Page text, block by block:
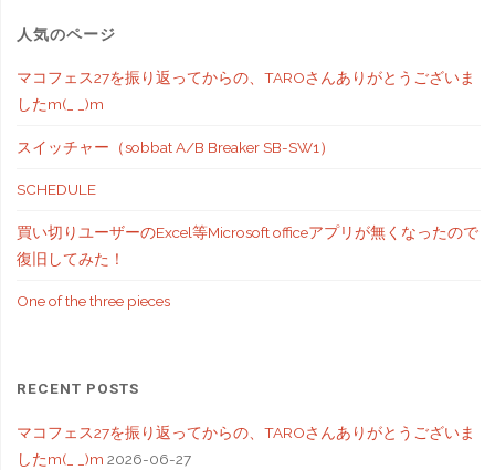
人気のページ
マコフェス27を振り返ってからの、TAROさんありがとうございま
したm(_ _)m
スイッチャー（sobbat A/B Breaker SB-SW1）
SCHEDULE
買い切りユーザーのExcel等Microsoft officeアプリが無くなったので
復旧してみた！
One of the three pieces
RECENT POSTS
マコフェス27を振り返ってからの、TAROさんありがとうございま
したm(_ _)m 2026-06-27